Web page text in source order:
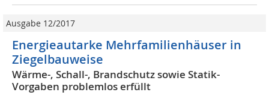
Ausgabe 12/2017
Energieautarke Mehrfamilienhäuser in
Ziegelbauweise
Wärme-, Schall-, Brandschutz sowie Statik-
Vorgaben problemlos erfüllt